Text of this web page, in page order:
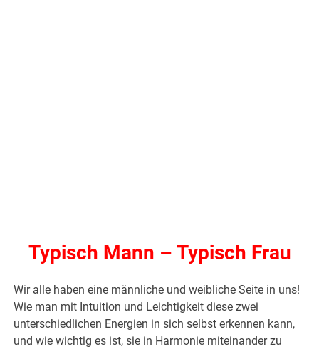
Typisch Mann – Typisch Frau
Wir alle haben eine männliche und weibliche Seite in uns!
Wie man mit Intuition und Leichtigkeit diese zwei
unterschiedlichen Energien in sich selbst erkennen kann,
und wie wichtig es ist, sie in Harmonie miteinander zu